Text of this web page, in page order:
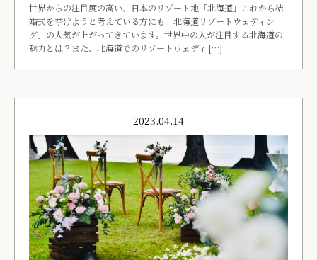
世界からの注目度の高い、日本のリゾート地「北海道」これから結
婚式を挙げようと考えている方にも「北海道リゾートウェディン
グ」の人気が上がってきています。世界中の人が注目する北海道の
魅力とは？また、北海道でのリゾートウェディ […]
2023.04.14